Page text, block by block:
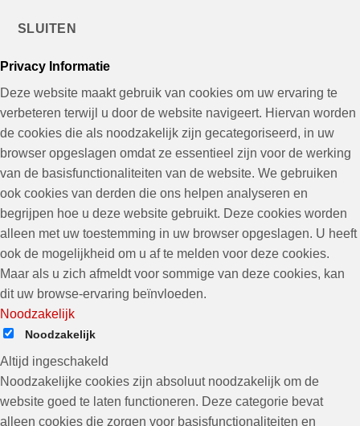
SLUITEN
Privacy Informatie
Deze website maakt gebruik van cookies om uw ervaring te
verbeteren terwijl u door de website navigeert. Hiervan worden
de cookies die als noodzakelijk zijn gecategoriseerd, in uw
browser opgeslagen omdat ze essentieel zijn voor de werking
van de basisfunctionaliteiten van de website. We gebruiken
ook cookies van derden die ons helpen analyseren en
begrijpen hoe u deze website gebruikt. Deze cookies worden
alleen met uw toestemming in uw browser opgeslagen. U heeft
ook de mogelijkheid om u af te melden voor deze cookies.
Maar als u zich afmeldt voor sommige van deze cookies, kan
dit uw browse-ervaring beïnvloeden.
Noodzakelijk
Noodzakelijk
Altijd ingeschakeld
Noodzakelijke cookies zijn absoluut noodzakelijk om de
website goed te laten functioneren. Deze categorie bevat
alleen cookies die zorgen voor basisfunctionaliteiten en